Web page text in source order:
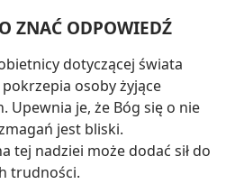
ZNAĆ ODPOWIEDŹ
dotyczącej świata
osoby żyjące
Upewnia je, że Bóg się o nie
jest bliski.
tej nadziei może dodać sił do
trudności.